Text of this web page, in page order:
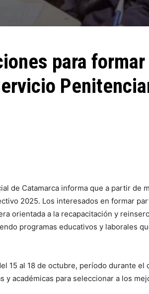
para
de Catamarca informa que a partir de
2025. Los interesados en formar
orientada a la recapacitación y
programas educativos y laborales
15 al 18 de octubre, período durante el
y académicas para seleccionar a los